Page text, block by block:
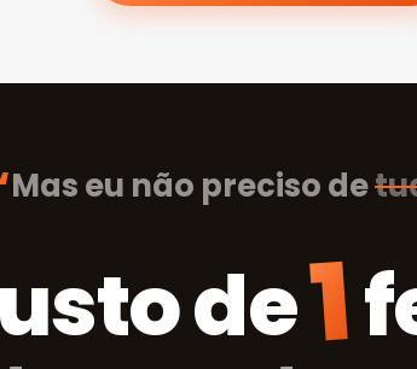
Mas eu não preciso de
de1